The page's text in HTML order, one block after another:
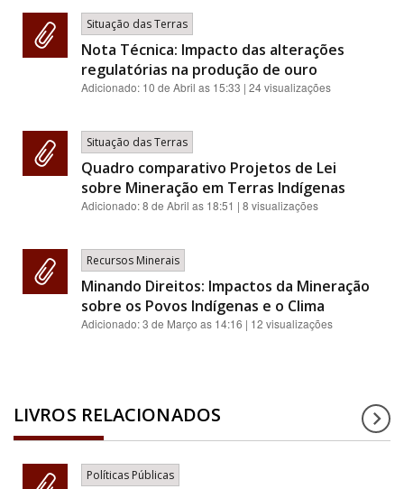
Situação das Terras
Nota Técnica: Impacto das alterações
regulatórias na produção de ouro
Adicionado: 10 de Abril as 15:33 | 24 visualizações
Situação das Terras
Quadro comparativo Projetos de Lei
sobre Mineração em Terras Indígenas
Adicionado:8 de Abril as 18:51 | 8 visualizações
Recursos Minerais
Minando Direitos: Impactos da Mineração
sobre os Povos Indígenas e o Clima
Adicionado:3 de Março as 14:16 | 12 visualizações
LIVROS RELACIONADOS
Políticas Públicas